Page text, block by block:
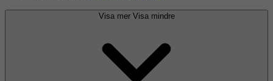
Visa mer Visa mindre